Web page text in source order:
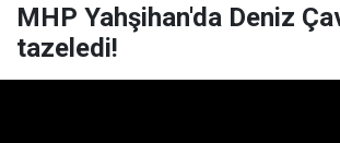
MHP Yahşihan'da Deniz
tazeledi!